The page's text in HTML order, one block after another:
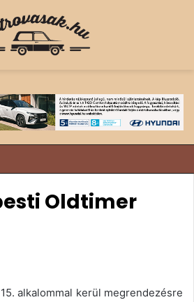
Oldtimer
alkalommal kerül megrendezésre